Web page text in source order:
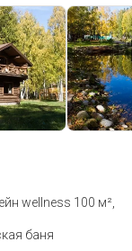
wellness 100 м²,
баня